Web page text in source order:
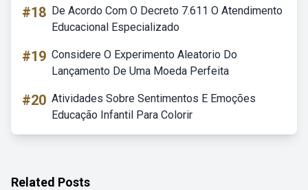
#18 De Acordo Com O Decreto 7.611 O Atendimento
Educacional Especializado
#19 Considere O Experimento Aleatorio Do
Lançamento De Uma Moeda Perfeita
#20 Atividades Sobre Sentimentos E Emoções
Educação Infantil Para Colorir
Related Posts